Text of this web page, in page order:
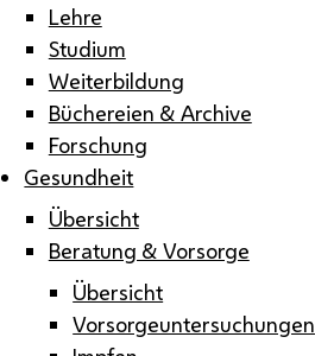
Lehre
Studium
Weiterbildung
Büchereien & Archive
Forschung
Gesundheit
Übersicht
Beratung & Vorsorge
Übersicht
Vorsorgeuntersuchungen